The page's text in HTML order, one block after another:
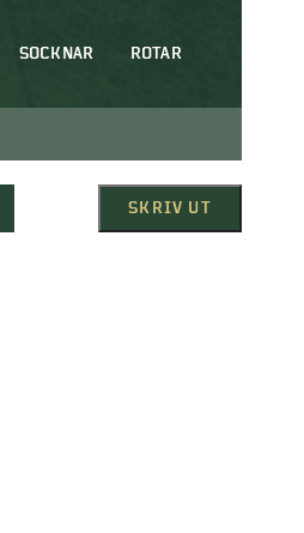
SOCKNAR ROTAR
SKRIV UT